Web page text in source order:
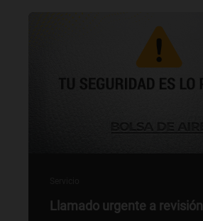
Llamado urgente a revisión